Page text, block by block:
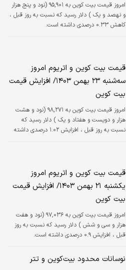
امروز قیمت بیت کوین به ۹۵,۹۰۱ (نود و پنج هزار
و نهصد و یک ) دلار رسید که نسبت به روز قبل ،
کاهش ۰.۳۳ درصدی داشته است.
قیمت بیت کوین و اتریوم امروز
سه‌شنبه ۲۳ بهمن ۱۴۰۳/ افزایش قیمت
بیت کوین
امروز قیمت بیت کوین به ۹۸,۲۷۱ (نود و هشت
هزار و دویست و هفتاد و یک ) دلار رسید که
نسبت به روز قبل ، افزایش ۱.۰۲ درصدی داشته
قیمت بیت کوین و اتریوم امروز
یکشنبه ۲۱ بهمن ۱۴۰۳/ افزایش قیمت
بیت کوین
امروز قیمت بیت کوین به ۹۷,۰۳۶ (نود و هفت
هزار و سی و شش ) دلار رسید که نسبت به روز
قبل ، افزایش ۰.۹ درصدی داشته است.
نوسانات محدود بیت‌کوین و تتر